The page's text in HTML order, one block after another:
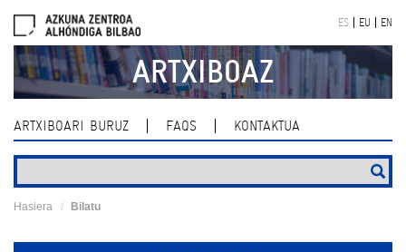
navigation
ES EU EN
ARTXIBOAZ
ARTXIBOARI BURUZ FAQS KONTAKTUA
Hasiera Bilatu